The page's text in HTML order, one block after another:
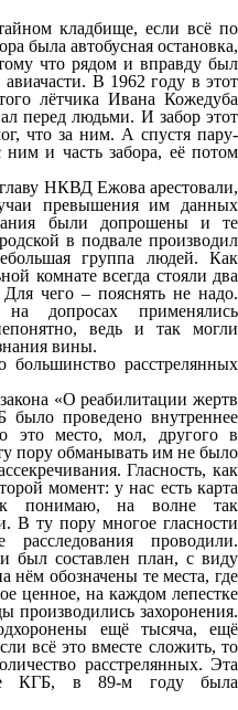
кладбище, если всё по
была автобусная остановка,
что рядом и вправду был
В 1962 году в этот
лётчика Ивана Кожедуба
перед людьми. И забор этот
что за ним. А спустя пару-
ним и часть забора, её потом
НКВД Ежова арестовали,
превышения им данных
были допрошены и те
в подвале производил
группа людей. Как
комнате всегда стояли два
чего – пояснять не надо.
допросах применялись
ведь и так могли
вины.
большинство расстрелянных
«О реабилитации жертв
было проведено внутреннее
это место, мол, другого в
пору обманывать им не было
Гласность, как
момент: у нас есть карта
понимаю, на волне так
В ту пору многое гласности
проводили.
был составлен план, с виду
нём обозначены те места, где
ценное, на каждом лепестке
производились захоронения.
ещё тысяча, ещё
всё это вместе сложить, то
расстрелянных. Эта
КГБ, в 89-м году была